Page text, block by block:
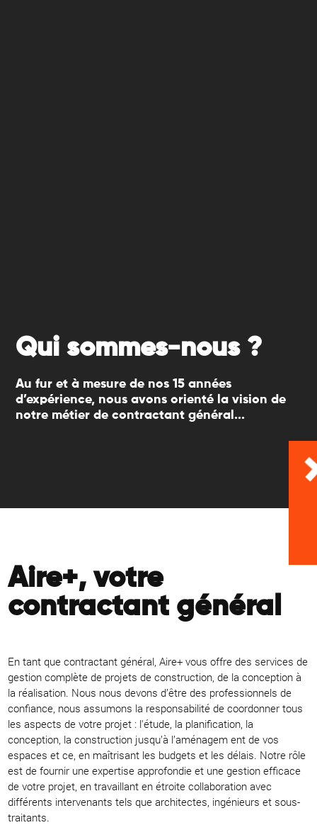
Qui sommes-nous ?
Au fur et à mesure de nos 15 années
d’expérience, nous avons orienté la vision de
notre métier de contractant général...
Aire+, votre
contractant général
En tant que contractant général, Aire+ vous offre des services de
gestion complète de projets de construction, de la conception à
la réalisation. Nous nous devons d’être des professionnels de
confiance, nous assumons la responsabilité de coordonner tous
les aspects de votre projet : l'étude, la planification, la
conception, la construction jusqu’à l’aménagem ent de vos
espaces et ce, en maîtrisant les budgets et les délais. Notre rôle
est de fournir une expertise approfondie et une gestion efficace
de votre projet, en travaillant en étroite collaboration avec
différents intervenants tels que architectes, ingénieurs et sous-
traitants.